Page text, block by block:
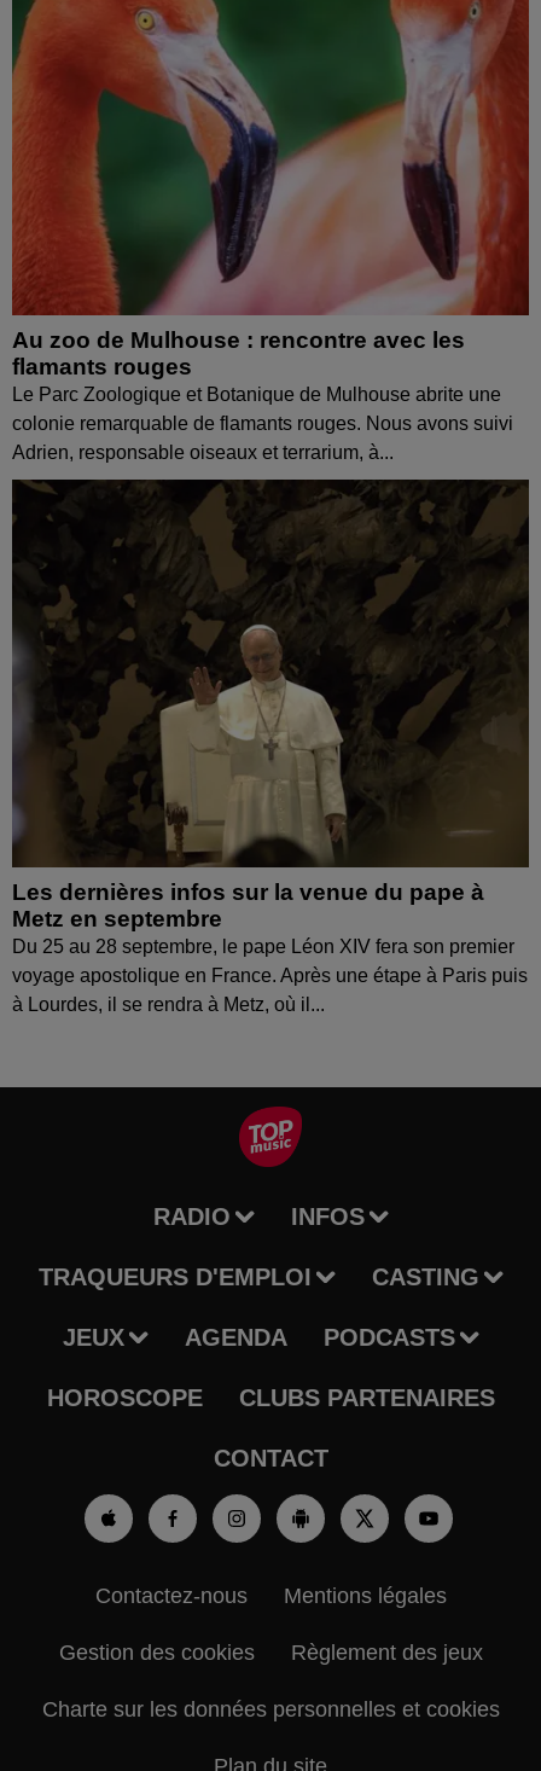
Au zoo de Mulhouse : rencontre avec les
flamants rouges
Le Parc Zoologique et Botanique de Mulhouse abrite une
colonie remarquable de flamants rouges. Nous avons suivi
Adrien, responsable oiseaux et terrarium, à...
Les dernières infos sur la venue du pape à
Metz en septembre
Du 25 au 28 septembre, le pape Léon XIV fera son premier
voyage apostolique en France. Après une étape à Paris puis
à Lourdes, il se rendra à Metz, où il...
RADIO INFOS
TRAQUEURS D'EMPLOI CASTING
JEUX AGENDA PODCASTS
HOROSCOPE CLUBS PARTENAIRES
CONTACT
Contactez-nous Mentions légales
Gestion des cookies Règlement des jeux
Charte sur les données personnelles et cookies